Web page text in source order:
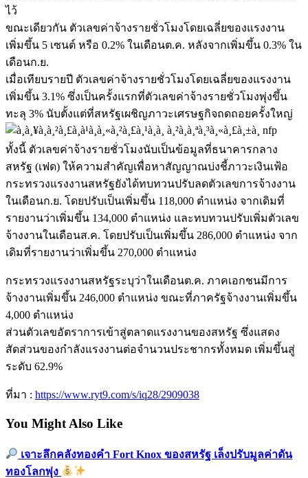
ไว้
ขณะเดียวกัน ตัวเลขค่าจ้างรายชั่วโมงโดยเฉลี่ยของแรงงาน
เพิ่มขึ้น 5 เซนต์ หรือ 0.2% ในเดือนต.ค. หลังจากเพิ่มขึ้น 0.3% ใน
เดือนก.ย.
เมื่อเทียบรายปี ตัวเลขค่าจ้างรายชั่วโมงโดยเฉลี่ยของแรงงาน
เพิ่มขึ้น 3.1% ซึ่งเป็นครั้งแรกที่ตัวเลขค่าจ้างรายชั่วโมงพุ่งขึ้น
ทะลุ 3% นับตั้งแต่ที่สหรัฐเผชิญภาวะเศรษฐกิจถดถอยครั้งใหญ่
ทั้งนี้ ตัวเลขค่าจ้างรายชั่วโมงนับเป็นข้อมูลที่ธนาคารกลาง
สหรัฐ (เฟด) ให้ความสำคัญเพื่อหาสัญญาณบ่งชี้ภาวะเงินเฟ้อ
กระทรวงแรงงานสหรัฐยังได้ทบทวนปรับลดตัวเลขการจ้างงาน
ในเดือนก.ย. โดยปรับเป็นเพิ่มขึ้น 118,000 ตำแหน่ง จากเดิมที่
รายงานว่าเพิ่มขึ้น 134,000 ตำแหน่ง และทบทวนปรับเพิ่มตัวเลข
จ้างงานในเดือนส.ค. โดยปรับเป็นเพิ่มขึ้น 286,000 ตำแหน่ง จาก
เดิมที่รายงานว่าเพิ่มขึ้น 270,000 ตำแหน่ง
กระทรวงแรงงานสหรัฐระบุว่าในเดือนต.ค. ภาคเอกชนมีการ
จ้างงานเพิ่มขึ้น 246,000 ตำแหน่ง ขณะที่ภาครัฐจ้างงานเพิ่มขึ้น
4,000 ตำแหน่ง
ส่วนตัวเลขอัตราการเข้าสู่ตลาดแรงงานของสหรัฐ ซึ่งแสดง
สัดส่วนของกำลังแรงงานต่อจำนวนประชากรทั้งหมด เพิ่มขึ้นสู่
ระดับ 62.9%
ที่มา : https://www.ryt9.com/s/iq28/2909038
You Might Also Like
เจาะลึกคลังทองคำ Fort Knox ของสหรัฐ เล็งปรับมูลค่าดัน
ทองโลกพุ่ง